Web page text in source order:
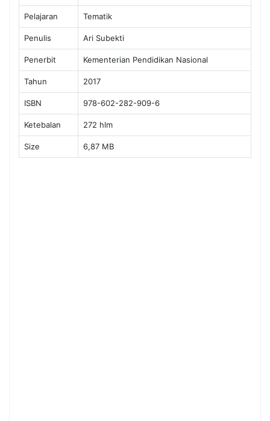
Pelajaran Tematik
Penulis Ari Subekti
Penerbit Kementerian Pendidikan Nasional
Tahun 2017
ISBN 978-602-282-909-6
Ketebalan 272 hlm
Size 6,87 MB